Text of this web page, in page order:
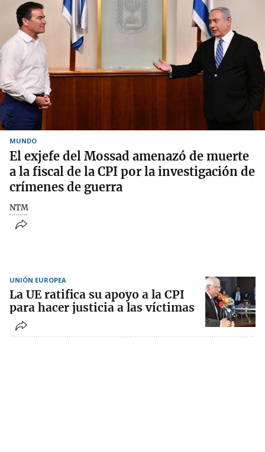
MUNDO
El exjefe del Mossad amenazó de muerte
a la fiscal de la CPI por la investigación de
crímenes de guerra
NTM
UNIÓN EUROPEA
La UE ratifica su apoyo a la CPI
para hacer justicia a las víctimas